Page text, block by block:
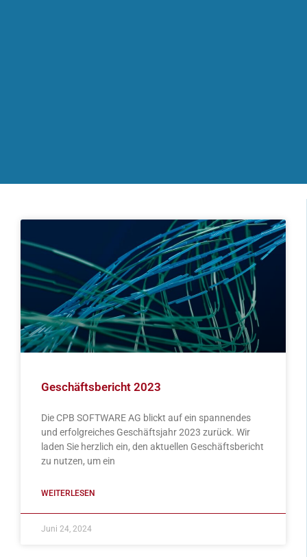
Geschäftsbericht 2023
Die CPB SOFTWARE AG blickt auf ein spannendes
und erfolgreiches Geschäftsjahr 2023 zurück. Wir
laden Sie herzlich ein, den aktuellen Geschäftsbericht
zu nutzen, um ein
WEITERLESEN
Juni 24, 2024